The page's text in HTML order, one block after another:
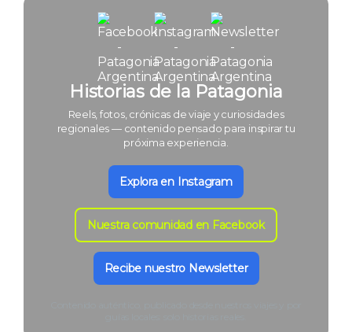
Historias de la Patagonia
Reels, fotos, crónicas de viaje y curiosidades
regionales — contenido pensado para inspirar tu
próxima experiencia.
Explora en Instagram
Nuestra comunidad en Facebook
Recibe nuestro Newsletter